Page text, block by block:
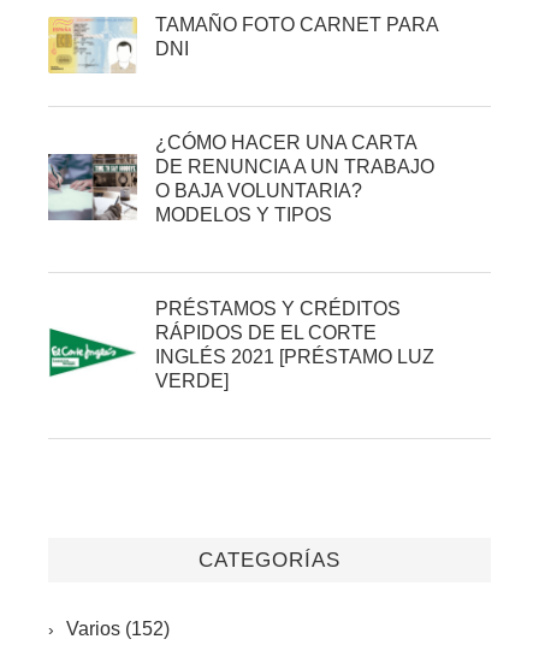
TAMAÑO FOTO CARNET PARA
DNI
¿CÓMO HACER UNA CARTA
DE RENUNCIA A UN TRABAJO
O BAJA VOLUNTARIA?
MODELOS Y TIPOS
PRÉSTAMOS Y CRÉDITOS
RÁPIDOS DE EL CORTE
INGLÉS 2021 [PRÉSTAMO LUZ
VERDE]
CATEGORÍAS
Varios (152)